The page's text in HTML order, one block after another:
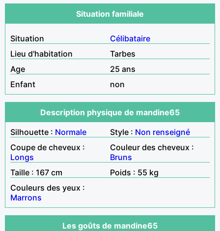
Situation familiale
Situation
Célibataire
Lieu d'habitation
Tarbes
Age
25 ans
Enfant
non
Description physique de mandine65
Silhouette : Normale Style : Non renseigné
Coupe de cheveux :
Longs
Couleur des cheveux :
Bruns
Taille : 167 cm
Poids : 55 kg
Couleurs des yeux :
Marrons
Les goûts de mandine65